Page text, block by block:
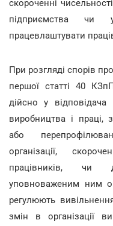
скороченні
підприємства чи
працевлаштувати
При розгляді спорів
першої статті 40
дійсно у
виробництва і праці,
або
організації,
працівників, чи
уповноваженим ним
регулюють
змін в організації